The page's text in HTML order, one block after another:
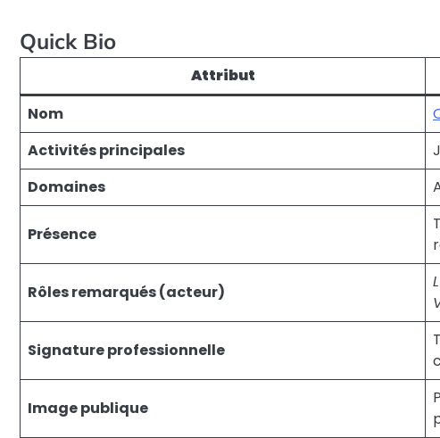
Quick Bio
Attribut
Nom
Activités principales
Domaines
Présence
Rôles remarqués (acteur)
Signature professionnelle
Image publique